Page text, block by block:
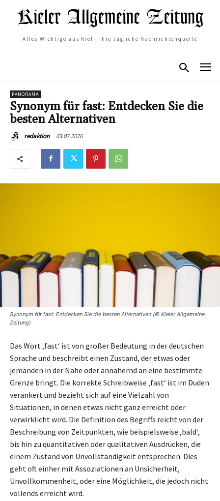
Alles Wichtige aus Kiel - Ihre tägliche Nachrichtenquelle
PANORAMA
Synonym für fast: Entdecken Sie die
besten Alternativen
redaktion 03.07.2026
Synonym für fast: Entdecken Sie die besten Alternativen (© Kieler Allgemeine
Zeitung)
Das Wort ‚fast‘ ist von großer Bedeutung in der deutschen
Sprache und beschreibt einen Zustand, der etwas oder
jemanden in der Nähe oder annähernd an eine bestimmte
Grenze bringt. Die korrekte Schreibweise ‚fast‘ ist im Duden
verankert und bezieht sich auf eine Vielzahl von
Situationen, in denen etwas nicht ganz erreicht oder
verwirklicht wird. Die Definition des Begriffs reicht von der
Beschreibung von Zeitpunkten, wie beispielsweise ‚bald‘,
bis hin zu quantitativen oder qualitativen Ausdrücken, die
einem Zustand von Unvollständigkeit entsprechen. Dies
geht oft einher mit Assoziationen an Unsicherheit,
Unvollkommenheit, oder eine Möglichkeit, die jedoch nicht
vollends erreicht wird.